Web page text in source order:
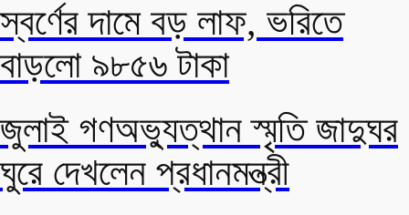
স্বর্ণের দামে বড় লাফ, ভরিতে
বাড়লো ৯৮৫৬ টাকা
জুলাই গণঅভ্যুত্থান স্মৃতি জাদুঘর
ঘুরে দেখলেন প্রধানমন্ত্রী